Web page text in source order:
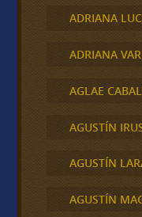
ADRIANA
ADRIANA
AGLAE
AGUSTÍN
AGUSTÍN
AGUSTÍN